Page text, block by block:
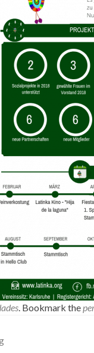
. Bookmark the